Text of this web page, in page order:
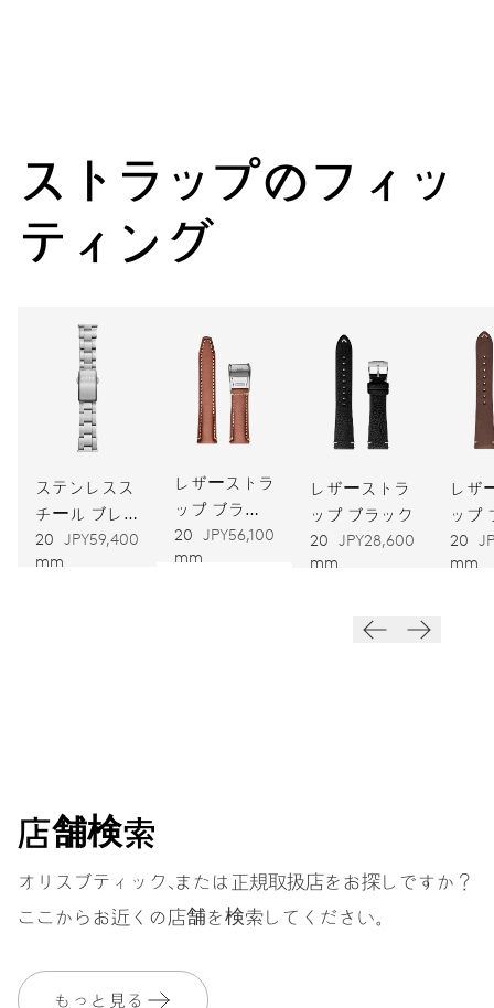
38時間
パワーリザーブ
キャリバー
直径25.60mm、11 1/2リーニュ
ワインディング
自動巻
振動
ストラップ
ヘリテージボックス、証明書
ストラップのフィッ
ティング
ステンレスス
チール ブレ
スレット
20
mm
JPY59,400
レザーストラ
ップ ブラウ
ン
20
mm
JPY56,100
レザーストラ
ップ ブラック
20
mm
JPY28,600
レザ
ップ
20
mm
店舗検索
オリスブティック、または正規取扱店をお探しですか？
ここからお近くの店舗を検索してください。
もっと見る